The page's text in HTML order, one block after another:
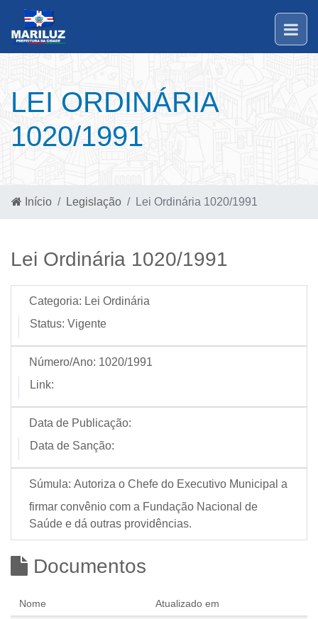
LEI ORDINÁRIA
1020/1991
Início Legislação Lei Ordinária 1020/1991
Lei Ordinária 1020/1991
Categoria: Lei Ordinária
Status: Vigente
Número/Ano: 1020/1991
Link:
Data de Publicação:
Data de Sanção:
Súmula: Autoriza o Chefe do Executivo Municipal a
firmar convênio com a Fundação Nacional de
Saúde e dá outras providências.
Documentos
Nome Atualizado em